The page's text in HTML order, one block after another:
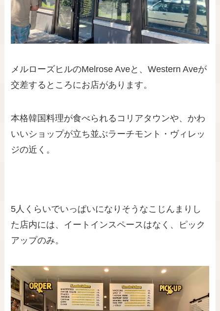
メルローズヒルのMelrose Aveと、Western Aveが
交差するところにお店があります。
本格韓国料理が食べられるコリアタウンや、かわ
いいショップが立ち並ぶラーチモント・ヴィレッ
ジの近く。
5人くらいでいっぱいになりそうなこじんまりし
た店内には、イートインスペースはなく、ピック
アップのみ。